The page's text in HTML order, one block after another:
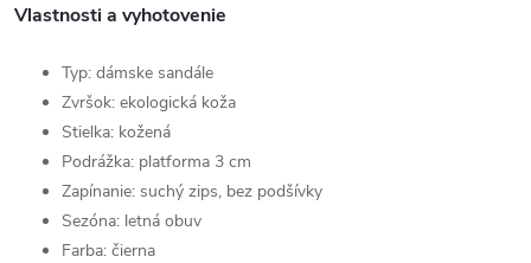
Vlastnosti a vyhotovenie
Typ: dámske sandále
Zvršok: ekologická koža
Stielka: kožená
Podrážka: platforma 3 cm
Zapínanie: suchý zips, bez podšívky
Sezóna: letná obuv
Farba: čierna